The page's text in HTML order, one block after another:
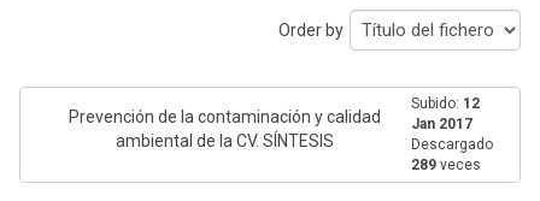
Order by
Prevención de la contaminación y calidad
ambiental de la CV. SÍNTESIS
Subido: 12
Jan 2017
Descargado
289 veces